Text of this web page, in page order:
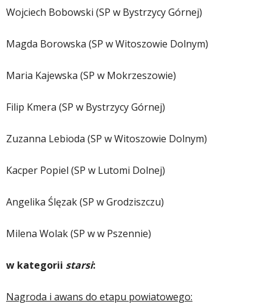
Wojciech Bobowski (SP w Bystrzycy Górnej)
Magda Borowska (SP w Witoszowie Dolnym)
Maria Kajewska (SP w Mokrzeszowie)
Filip Kmera (SP w Bystrzycy Górnej)
Zuzanna Lebioda (SP w Witoszowie Dolnym)
Kacper Popiel (SP w Lutomi Dolnej)
Angelika Ślęzak (SP w Grodziszczu)
Milena Wolak (SP w w Pszennie)
w kategorii starsi:
Nagroda i awans do etapu powiatowego: